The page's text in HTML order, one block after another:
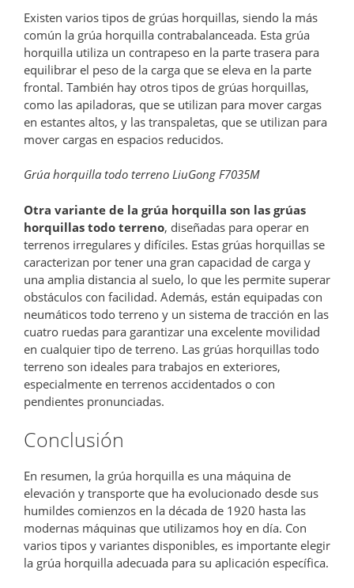
Existen varios tipos de grúas horquillas, siendo la más
común la grúa horquilla contrabalanceada. Esta grúa
horquilla utiliza un contrapeso en la parte trasera para
equilibrar el peso de la carga que se eleva en la parte
frontal. También hay otros tipos de grúas horquillas,
como las apiladoras, que se utilizan para mover cargas
en estantes altos, y las transpaletas, que se utilizan para
mover cargas en espacios reducidos.
Grúa horquilla todo terreno LiuGong F7035M
Otra variante de la grúa horquilla son las grúas
horquillas todo terreno, diseñadas para operar en
terrenos irregulares y difíciles. Estas grúas horquillas se
caracterizan por tener una gran capacidad de carga y
una amplia distancia al suelo, lo que les permite superar
obstáculos con facilidad. Además, están equipadas con
neumáticos todo terreno y un sistema de tracción en las
cuatro ruedas para garantizar una excelente movilidad
en cualquier tipo de terreno. Las grúas horquillas todo
terreno son ideales para trabajos en exteriores,
especialmente en terrenos accidentados o con
pendientes pronunciadas.
Conclusión
En resumen, la grúa horquilla es una máquina de
elevación y transporte que ha evolucionado desde sus
humildes comienzos en la década de 1920 hasta las
modernas máquinas que utilizamos hoy en día. Con
varios tipos y variantes disponibles, es importante elegir
la grúa horquilla adecuada para su aplicación específica.